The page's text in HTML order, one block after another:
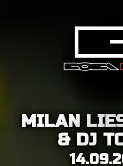
MILAN
& DJ